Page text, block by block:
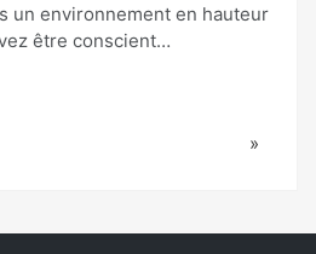
un environnement en hauteur
être conscient…
Next
»